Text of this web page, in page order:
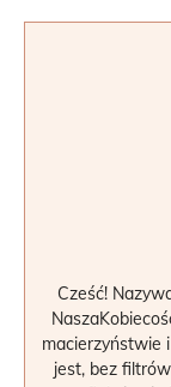
Cześć!
macierzyństwie
jest, bez